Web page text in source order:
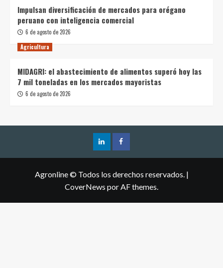
Impulsan diversificación de mercados para orégano
peruano con inteligencia comercial
6 de agosto de 2026
Agricultura
MIDAGRI: el abastecimiento de alimentos superó hoy las
7 mil toneladas en los mercados mayoristas
6 de agosto de 2026
Agronline © Todos los derechos reservados. |
CoverNews por AF themes.